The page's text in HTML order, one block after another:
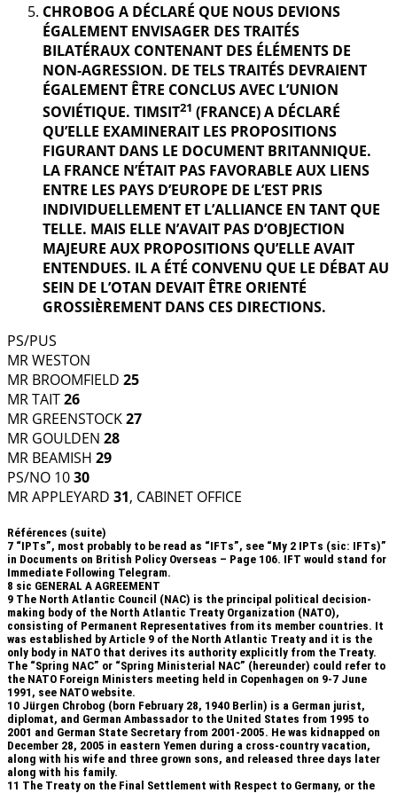
CHROBOG A DÉCLARÉ QUE NOUS DEVIONS
ÉGALEMENT ENVISAGER DES TRAITÉS
BILATÉRAUX CONTENANT DES ÉLÉMENTS DE
NON-AGRESSION. DE TELS TRAITÉS DEVRAIENT
ÉGALEMENT ÊTRE CONCLUS AVEC L’UNION
SOVIÉTIQUE. TIMSIT21 (FRANCE) A DÉCLARÉ
QU’ELLE EXAMINERAIT LES PROPOSITIONS
FIGURANT DANS LE DOCUMENT BRITANNIQUE.
LA FRANCE N’ÉTAIT PAS FAVORABLE AUX LIENS
ENTRE LES PAYS D’EUROPE DE L’EST PRIS
INDIVIDUELLEMENT ET L’ALLIANCE EN TANT QUE
TELLE. MAIS ELLE N’AVAIT PAS D’OBJECTION
MAJEURE AUX PROPOSITIONS QU’ELLE AVAIT
ENTENDUES. IL A ÉTÉ CONVENU QUE LE DÉBAT AU
SEIN DE L’OTAN DEVAIT ÊTRE ORIENTÉ
GROSSIÈREMENT DANS CES DIRECTIONS.
PS/PUS
MR WESTON
MR BROOMFIELD 25
MR TAIT26
MR GREENSTOCK27
MR GOULDEN 28
MR BEAMISH 29
PS/NO 1030
MR APPLEYARD 31, CABINET OFFICE
Références (suite)
7 “IPTs”, most probably to be read as “IFTs”, see “My 2 IPTs (sic: IFTs)”
in Documents on British Policy Overseas – Page 106. IFT would stand for
Immediate Following Telegram.
8 sic GENERAL A AGREEMENT
9 The North Atlantic Council (NAC) is the principal political decision-
making body of the North Atlantic Treaty Organization (NATO),
consisting of Permanent Representatives from its member countries. It
was established by Article 9 of the North Atlantic Treaty and it is the
only body in NATO that derives its authority explicitly from the Treaty.
The “Spring NAC” or “Spring Ministerial NAC” (hereunder) could refer to
the NATO Foreign Ministers meeting held in Copenhagen on 9-7 June
1991, see NATO website.
10 Jürgen Chrobog (born February 28, 1940 Berlin) is a German jurist,
diplomat, and German Ambassador to the United States from 1995 to
2001 and German State Secretary from 2001-2005. He was kidnapped on
December 28, 2005 in eastern Yemen during a cross-country vacation,
along with his wife and three grown sons, and released three days later
along with his family.
11 The Treaty on the Final Settlement with Respect to Germany, or the